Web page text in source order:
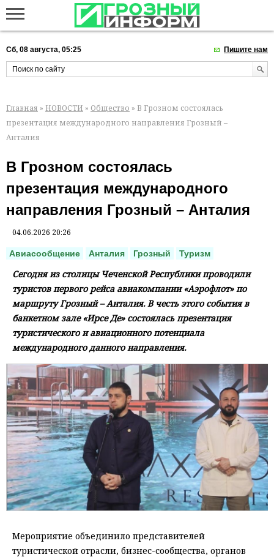
Сб, 08 августа, 05:25 Пишите нам
Главная » НОВОСТИ » Общество » В Грозном состоялась
презентация международного направления Грозный –
Анталия
В Грозном состоялась
презентация международного
направления Грозный – Анталия
04.06.2026 20:26
Авиасообщение Анталия Грозный Туризм
Сегодня из столицы Чеченской Республики проводили
туристов первого рейса авиакомпании «Аэрофлот» по
маршруту Грозный – Анталия. В честь этого события в
банкетном зале «Ирсе Де» состоялась презентация
туристического и авиационного потенциала
международного данного направления.
Мероприятие объединило представителей
туристической отрасли, бизнес-сообщества, органов